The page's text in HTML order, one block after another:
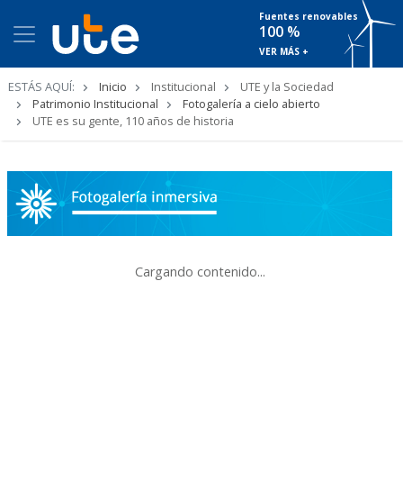
Fuentes renovables
100 %
VER MÁS +
ESTÁS AQUÍ: Inicio Institucional
UTE y la Sociedad
Patrimonio Institucional
Fotogalería a cielo abierto
UTE es su gente, 110 años de historia
Cargando contenido...